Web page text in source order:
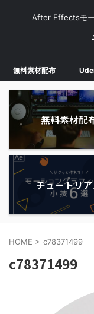
After Effectsモー
無料素材配布
無料素材配
チュートリ
HOME > c78371499
c78371499